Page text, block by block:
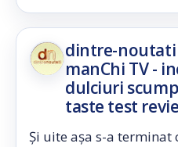
dintre-noutati
manChi TV -
dulciuri
taste test
Și uite așa s-a terminat